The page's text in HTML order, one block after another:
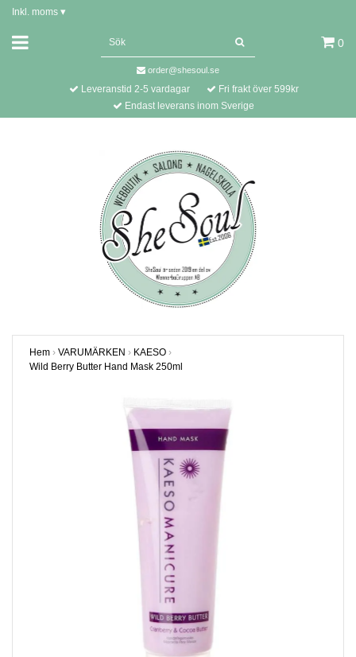
Inkl. moms ▾
0
order@shesoul.se
Leveranstid 2-5 vardagar
Fri frakt över 599kr
Endast leverans inom Sverige
Hem › VARUMÄRKEN › KAESO ›
Wild Berry Butter Hand Mask 250ml